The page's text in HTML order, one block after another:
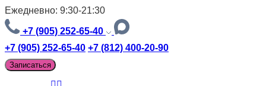
Ежедневно: 9:30-21:30
+7 (905) 252-65-40
+7 (905) 252-65-40 +7 (812) 400-20-90
Записаться